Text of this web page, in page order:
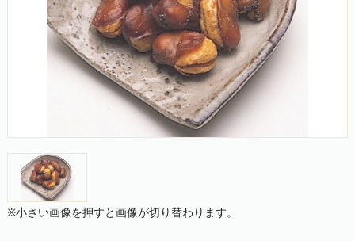
※小さい画像を押すと画像が切り替わります。